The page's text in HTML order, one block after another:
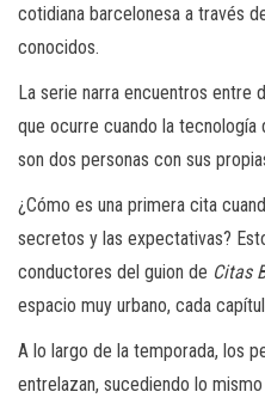
cotidiana barcelonesa a través
conocidos.
La serie narra encuentros entre
que ocurre cuando la
son dos personas con sus
¿Cómo es una primera cita
secretos y las expectativas?
conductores del guion de Citas
espacio muy urbano, cada
A lo largo de la temporada, los
entrelazan, sucediendo lo